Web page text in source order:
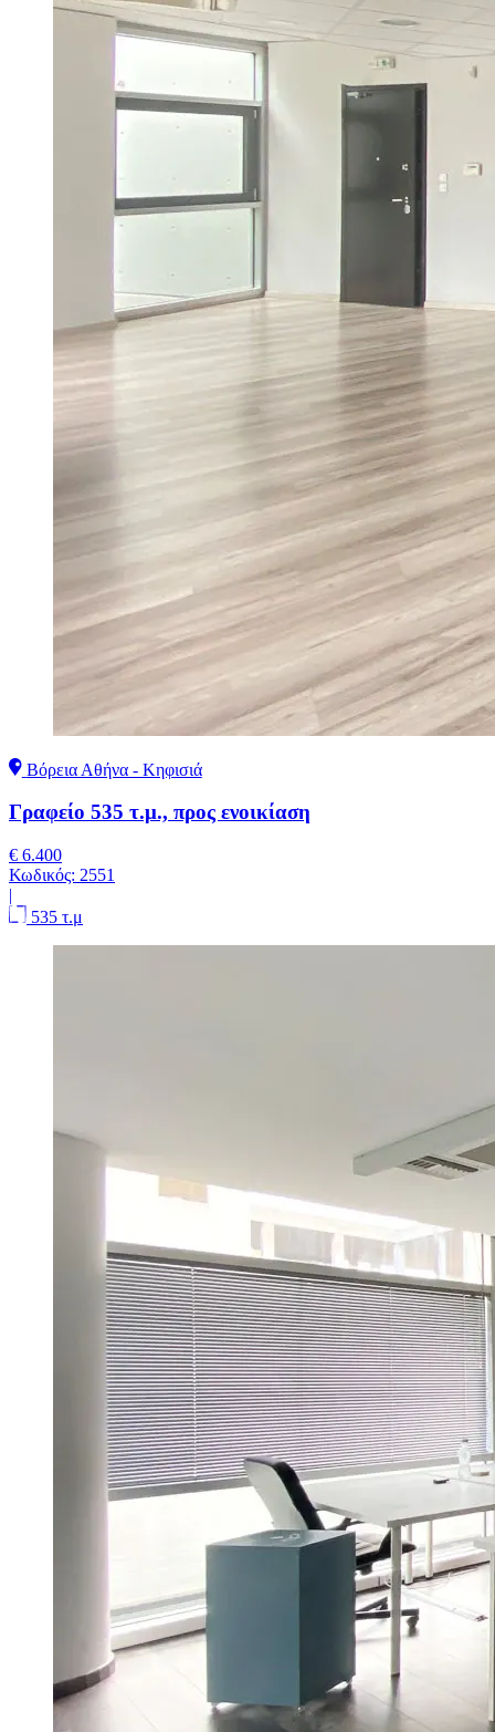
Βόρεια Αθήνα - Κηφισιά
Γραφείο 535 τ.μ., προς ενοικίαση
€ 6.400
Κωδικός: 2551
|
535 τ.μ